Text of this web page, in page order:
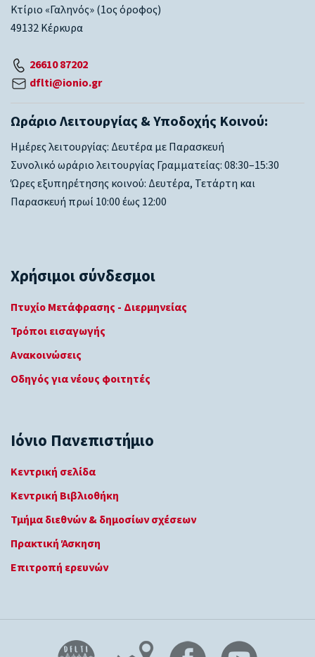
Κτίριο «Γαληνός» (1ος όροφος)
49132 Κέρκυρα
26610 87202
dflti@ionio.gr
Ωράριο Λειτουργίας & Υποδοχής Κοινού:
Ημέρες λειτουργίας: Δευτέρα με Παρασκευή
Συνολικό ωράριο λειτουργίας Γραμματείας: 08:30–15:30
Ώρες εξυπηρέτησης κοινού: Δευτέρα, Τετάρτη και
Παρασκευή πρωί 10:00 έως 12:00
Χρήσιμοι σύνδεσμοι
Πτυχίο Μετάφρασης - Διερμηνείας
Τρόποι εισαγωγής
Ανακοινώσεις
Οδηγός για νέους φοιτητές
Ιόνιο Πανεπιστήμιο
Κεντρική σελίδα
Κεντρική Βιβλιοθήκη
Τμήμα διεθνών & δημοσίων σχέσεων
Πρακτική Άσκηση
Επιτροπή ερευνών